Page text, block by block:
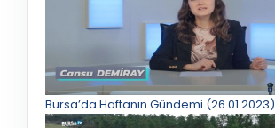
Bursa’da Haftanın Gündemi (26.01.2023)